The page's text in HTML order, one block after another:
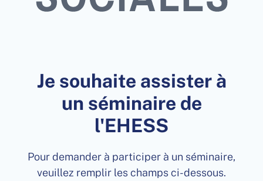
Je souhaite assister à
un séminaire de
l'EHESS
Pour demander à participer à un séminaire,
veuillez remplir les champs ci-dessous.